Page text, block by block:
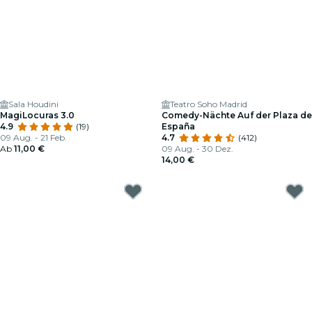
Sala Houdini
MagiLocuras 3.0
4.9
(19)
09 Aug. - 21 Feb.
Ab 11,00 €
Teatro Soho Madrid
Comedy-Nächte Auf der Plaza de
España
4.7
(412)
09 Aug. - 30 Dez.
14,00 €